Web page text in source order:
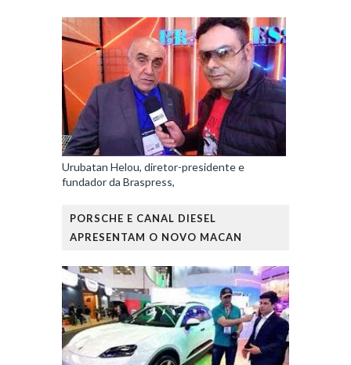
Urubatan Helou, diretor-presidente e
fundador da Braspress,
PORSCHE E CANAL DIESEL
APRESENTAM O NOVO MACAN